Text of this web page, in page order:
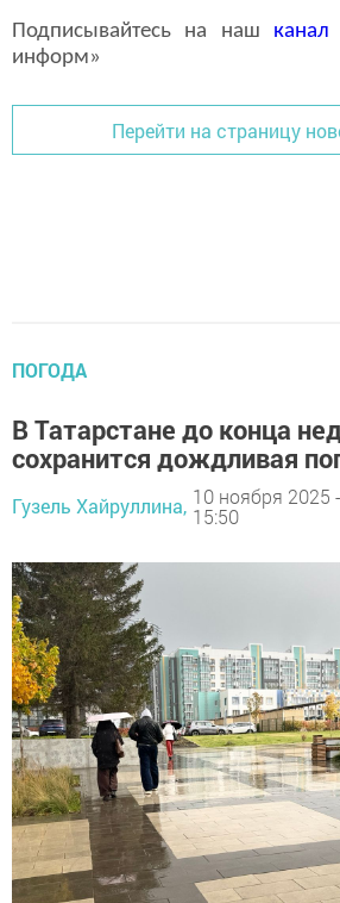
Подписывайтесь на наш канал
информ»
Перейти на страницу
ПОГОДА
В Татарстане до конца
сохранится дождливая
Гузель Хайруллина, 10 ноября 2025 -
15:50